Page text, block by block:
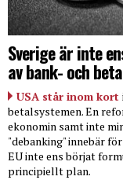
Sverige är inte
av bank- och
USA står inom kort
betalsystemen. En
ekonomin samt inte
"debanking" innebär
EU inte ens börjat
principiellt plan.